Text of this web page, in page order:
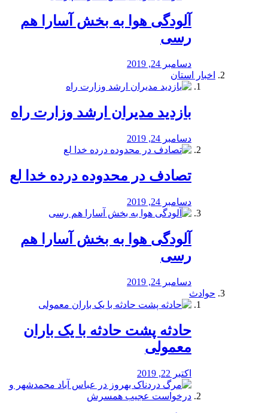
آلودگی هوا به بخش آسارا هم
رسی
دسامبر 24, 2019
اخبار استان
بازدید مدیران ارشد وزارت راه
دسامبر 24, 2019
تصادف در محدوده درده خدا لع
دسامبر 24, 2019
آلودگی هوا به بخش آسارا هم
رسی
دسامبر 24, 2019
حوادث
️حادثه پشت حادثه با یک باران
معمولی
اکتبر 22, 2019